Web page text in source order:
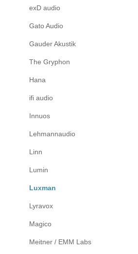
exD audio
Gato Audio
Gauder Akustik
The Gryphon
Hana
ifi audio
Innuos
Lehmannaudio
Linn
Lumin
Luxman
Lyravox
Magico
Meitner / EMM Labs